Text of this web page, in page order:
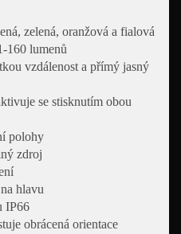
zelená, oranžová a fialová
160 lumenů
vzdálenost a přímý jasný
se stisknutím obou
polohy
zdroj
hlavu
IP66
obrácená orientace